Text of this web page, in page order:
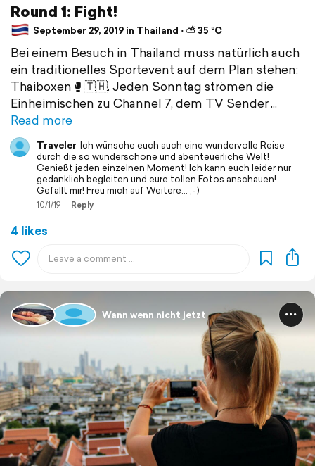
Round 1: Fight!
September 29, 2019 in Thailand ⋅ ⛅ 35 °C
Bei einem Besuch in Thailand muss natürlich auch
ein traditionelles Sportevent auf dem Plan stehen:
Thaiboxen🥊🇹🇭. Jeden Sonntag strömen die
Einheimischen zu Channel 7, dem TV Sender
Read more
Traveler Ich wünsche euch auch eine wundervolle Reise
durch die so wunderschöne und abenteuerliche Welt!
Genießt jeden einzelnen Moment! Ich kann euch leider nur
gedanklich begleiten und eure tollen Fotos anschauen!
Gefällt mir! Freu mich auf Weitere... ;-)
10/1/19 Reply
4 likes
Wann wenn nicht jetzt